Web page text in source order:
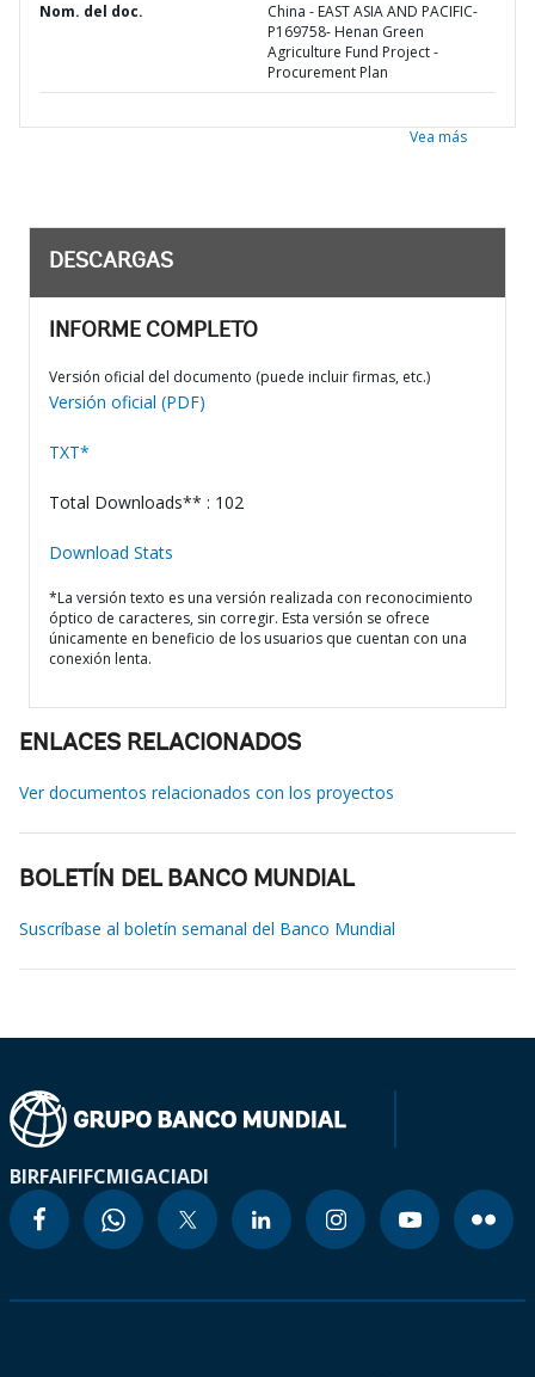
Nom. del doc.
China - EAST ASIA AND PACIFIC-
P169758- Henan Green
Agriculture Fund Project -
Procurement Plan
Vea más
DESCARGAS
INFORME COMPLETO
Versión oficial del documento (puede incluir firmas, etc.)
Versión oficial (PDF)
TXT*
Total Downloads** : 102
Download Stats
*La versión texto es una versión realizada con reconocimiento
óptico de caracteres, sin corregir. Esta versión se ofrece
únicamente en beneficio de los usuarios que cuentan con una
conexión lenta.
ENLACES RELACIONADOS
Ver documentos relacionados con los proyectos
BOLETÍN DEL BANCO MUNDIAL
Suscríbase al boletín semanal del Banco Mundial
BIRFAIFIFCMIGACIADI